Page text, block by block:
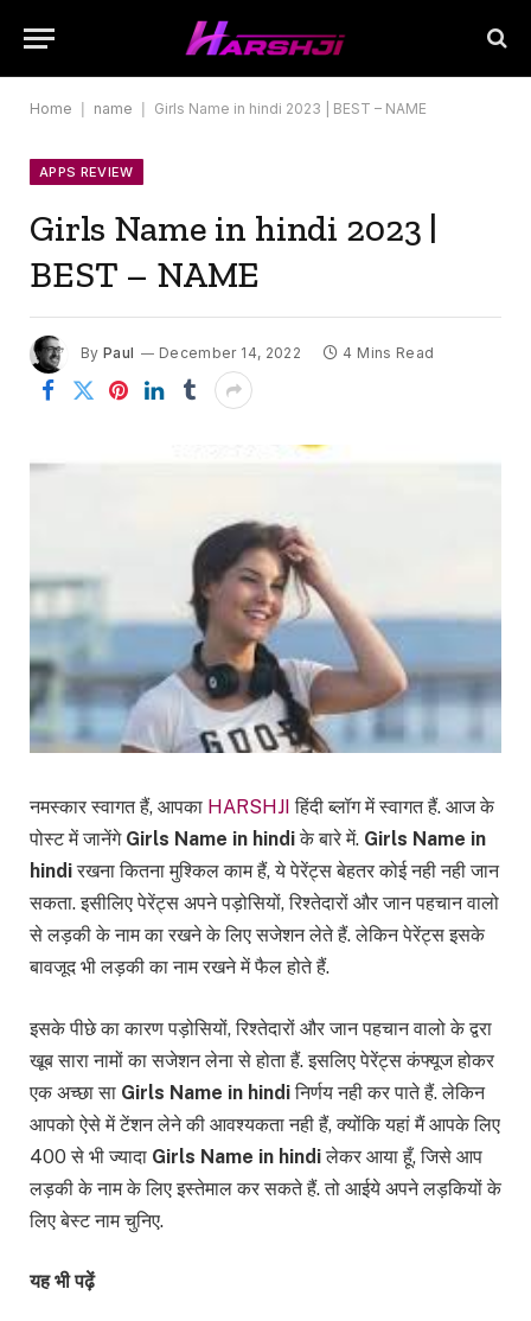
Home name Girls Name in hindi 2023 | BEST – NAME
APPS REVIEW
Girls Name in hindi 2023 |
BEST – NAME
By Paul December 14, 2022 4 Mins Read
नमस्कार स्वागत हैं, आपका HARSHJI हिंदी ब्लॉग में स्वागत हैं. आज के
पोस्ट में जानेंगे Girls Name in hindiके बारे में. Girls Name in
hindiरखना कितना मुश्किल काम हैं, ये पेरेंट्स बेहतर कोई नही नही जान
सकता. इसीलिए पेरेंट्स अपने पड़ोसियों, रिश्तेदारों और जान पहचान वालो
से लड़की के नाम का रखने के लिए सजेशन लेते हैं. लेकिन पेरेंट्स इसके
बावजूद भी लड़की का नाम रखने में फैल होते हैं.
इसके पीछे का कारण पड़ोसियों, रिश्तेदारों और जान पहचान वालो के द्वरा
खूब सारा नामों का सजेशन लेना से होता हैं. इसलिए पेरेंट्स कंफ्यूज होकर
एक अच्छा सा Girls Name in hindi निर्णय नही कर पाते हैं. लेकिन
आपको ऐसे में टेंशन लेने की आवश्यकता नही हैं, क्योंकि यहां मैं आपके लिए
400 से भी ज्यादा Girls Name in hindiलेकर आया हूँ, जिसे आप
लड़की के नाम के लिए इस्तेमाल कर सकते हैं. तो आईये अपने लड़कियों के
लिए बेस्ट नाम चुनिए.
यह भी पढ़ें